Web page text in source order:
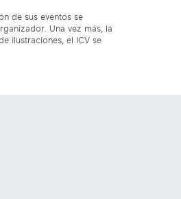
de sus eventos se
Una vez más, la
ilustraciones, el ICV se